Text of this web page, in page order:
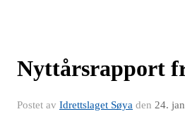
Nyttårsrapport
Postet av Idrettslaget Søya den 24.